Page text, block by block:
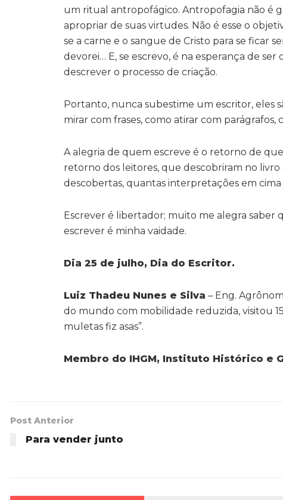
um ritual antropofágico. Antropofagia não é
apropriar de suas virtudes. Não é esse o
se a carne e o sangue de Cristo para se ficar
devorei… E, se escrevo, é na esperança de
descrever o processo de criação.
Portanto, nunca subestime um escritor, eles
mirar com frases, como atirar com
A alegria de quem escreve é o retorno de
retorno dos leitores, que descobriram no livro
descobertas, quantas interpretações em
Escrever é libertador; muito me alegra saber
escrever é minha vaidade.
Dia 25 de julho, Dia do Escritor.
Luiz Thadeu Nunes e Silva – Eng.
do mundo com mobilidade reduzida, visitou
muletas fiz asas”.
Membro do IHGM, Instituto Histórico e
Post Anterior
Para vender junto